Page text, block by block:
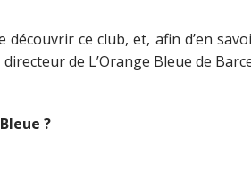
ce club, et, afin d’en
de L’Orange Bleue de
?